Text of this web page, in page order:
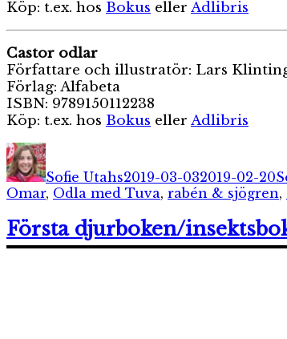
Köp: t.ex. hos Bokus eller Adlibris
Castor odlar
Författare och illustratör: Lars
Förlag: Alfabeta
ISBN: 9789150112238
Köp: t.ex. hos Bokus eller Adlibris
Författare
Sofie Utahs2019-03-032019-02-20
Omar, Odla med Tuva, rabén & sjögren,
Första djurboken/